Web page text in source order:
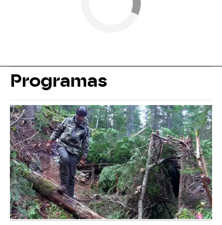
Programas